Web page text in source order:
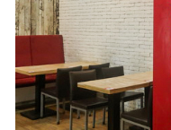
活動實況記錄
媒體報導一覽
合作與代言
訂閱電子報